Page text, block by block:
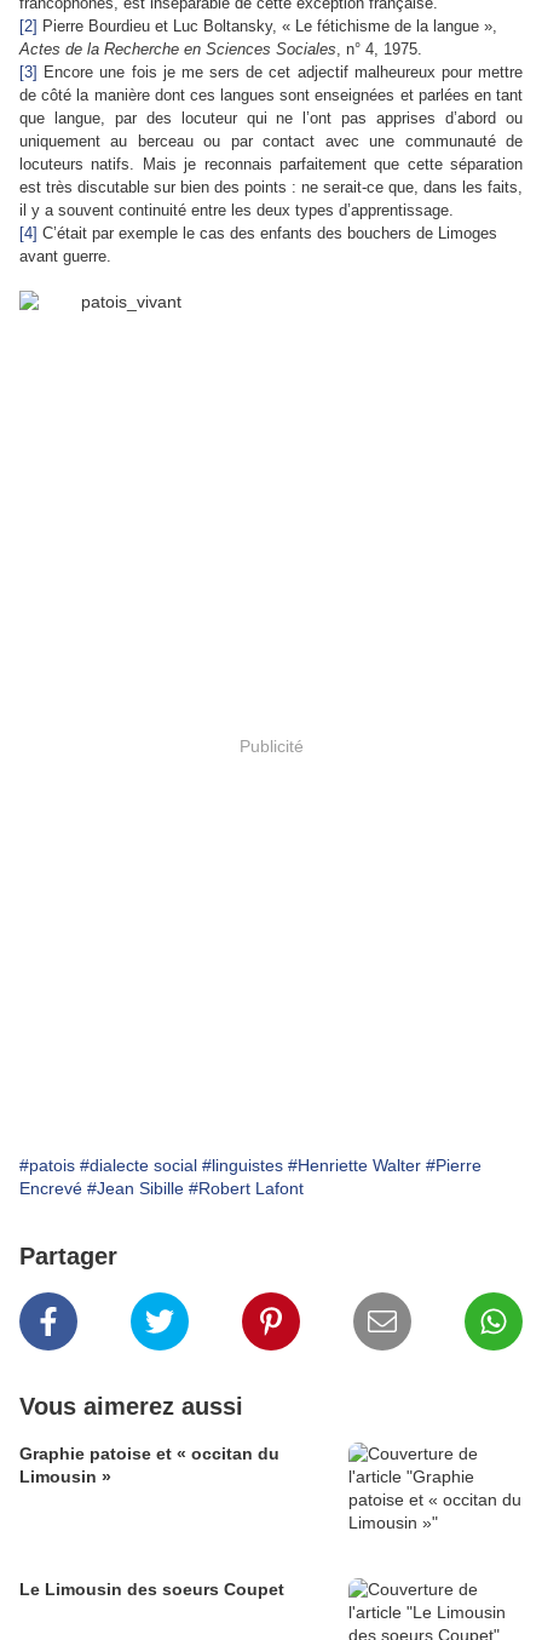
[2] Pierre Bourdieu et Luc Boltansky, « Le fétichisme de la langue »,
Actes de la Recherche en Sciences Sociales , n° 4, 1975.
[3] Encore une fois je me sers de cet adjectif malheureux pour mettre
de côté la manière dont ces langues sont enseignées et parlées en tant
que langue, par des locuteur qui ne l’ont pas apprises d’abord ou
uniquement au berceau ou par contact avec une communauté de
locuteurs natifs. Mais je reconnais parfaitement que cette séparation
est très discutable sur bien des points : ne serait-ce que, dans les faits,
il y a souvent continuité entre les deux types d’apprentissage.
[4] C’était par exemple le cas des enfants des bouchers de Limoges
avant guerre.
Publicité
#patois #dialecte social #linguistes #Henriette Walter #Pierre
Encrevé #Jean Sibille #Robert Lafont
Partager
Vous aimerez aussi
Graphie patoise et « occitan du
Limousin »
Le Limousin des soeurs Coupet